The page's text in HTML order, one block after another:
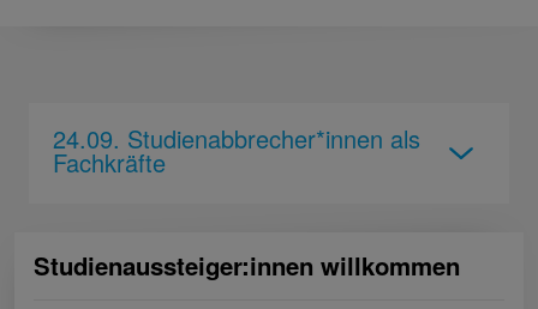
24.09. Studienabbrecher*innen als
Fachkräfte
Studienaus­steiger:innen willkommen